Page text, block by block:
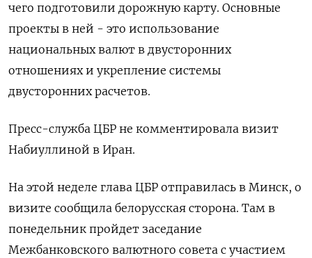
чего подготовили дорожную карту. Основные
проекты в ней - это использование
национальных валют в двусторонних
отношениях и укрепление системы
двусторонних расчетов.
Пресс-служба ЦБР не комментировала визит
Набиуллиной в Иран.
На этой неделе глава ЦБР отправилась в Минск, о
визите сообщила белорусская сторона. Там в
понедельник пройдет заседание
Межбанковского валютного совета с участием